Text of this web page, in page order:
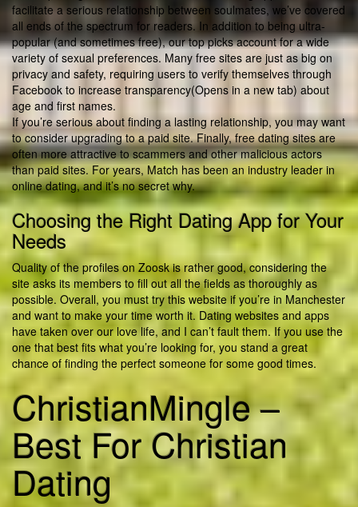
facilitate a serious relationship between soulmates, we’ve covered
all ends of the spectrum for readers. In addition to being ultra-
popular (and sometimes free), our top picks account for a wide
variety of sexual preferences. Many free sites are just as big on
privacy and safety, requiring users to verify themselves through
Facebook to increase transparency(Opens in a new tab) about
age and first names.
If you’re serious about finding a lasting relationship, you may want
to consider upgrading to a paid site. Finally, free dating sites are
often more attractive to scammers and other malicious actors
than paid sites. For years, Match has been an industry leader in
online dating, and it’s no secret why.
Choosing the Right Dating App for Your
Needs
Quality of the profiles on Zoosk is rather good, considering the
site asks its members to fill out all the fields as thoroughly as
possible. Overall, you must try this website if you’re in Manchester
and want to make your time worth it. Dating websites and apps
have taken over our love life, and I can’t fault them. If you use the
one that best fits what you’re looking for, you stand a great
chance of finding the perfect someone for some good times.
ChristianMingle –
Best For Christian
Dating